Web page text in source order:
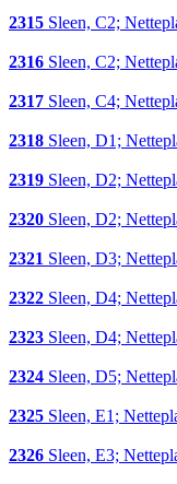
2315 Sleen, C2;
2316 Sleen, C2;
2317 Sleen, C4;
2318 Sleen, D1;
2319 Sleen, D2;
2320 Sleen, D2;
2321 Sleen, D3;
2322 Sleen, D4;
2323 Sleen, D4;
2324 Sleen, D5;
2325 Sleen, E1;
2326 Sleen, E3;